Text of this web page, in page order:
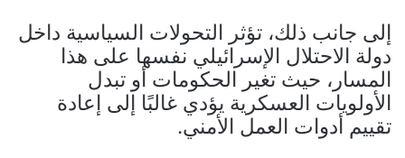
إلى جانب ذلك، تؤثر التحولات السياسية داخل
دولة الاحتلال الإسرائيلي نفسها على هذا
المسار، حيث تغير الحكومات أو تبدل
الأولويات العسكرية يؤدي غالبًا إلى إعادة
تقييم أدوات العمل الأمني.